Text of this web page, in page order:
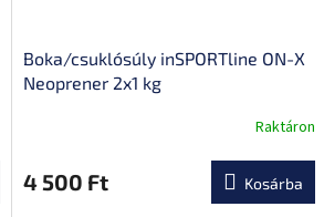
Boka/csuklósúly inSPORTline ON-X
Neoprener 2x1 kg
Raktáron
4 500 Ft Kosárba